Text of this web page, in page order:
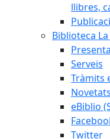
llibres,
Biblioteca
Serveis
Tràmits
Novetats
eBiblio
Twitter